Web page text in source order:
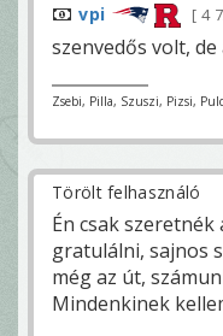
vpi 4
szenvedős volt,
Zsebi, Pilla, Szuszi, Pizsi,
Törölt felhasználó
Én csak
gratulálni, sajnos
még az út,
Mindenkinek